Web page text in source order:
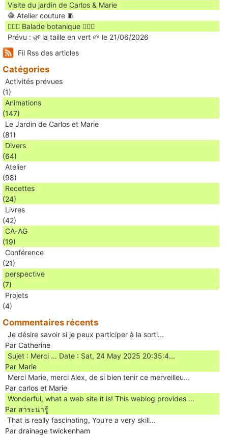
Visite du jardin de Carlos & Marie
🧶 Atelier couture 🧵
🚶🏻‍♀️ Balade botanique 🚶🏻‍♂️
Prévu : 🌿 la taille en vert 🌱 le 21/06/2026
Fil Rss des articles
Catégories
Activités prévues
(1)
Animations
(147)
Le Jardin de Carlos et Marie
(81)
Divers
(64)
Atelier
(98)
Recettes
(24)
Livres
(42)
CA-AG
(19)
Conférence
(21)
perspective
(7)
Projets
(4)
Commentaires récents
Je désire savoir si je peux participer à la sorti...
Par Catherine
Sujet : Merci … Date : Sat, 24 May 2025 20:35:4...
Par Marie
Merci Marie, merci Alex, de si bien tenir ce merveilleu...
Par carlos et Marie
Wonderful, what a web site it is! This weblog provides ...
Par สาระน่ารู้
Ꭲhat is really fascinating, You'rе a very skill...
Par drainage twickenham